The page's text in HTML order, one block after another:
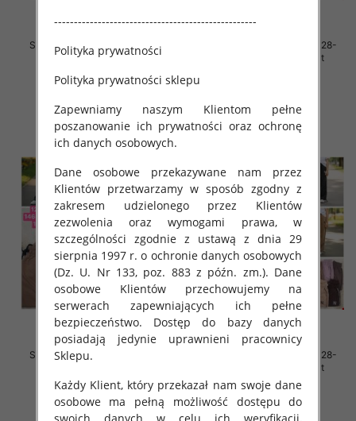
Spodnie dziewczęce Roz 128-
164, 1 kolor Paczka 7 szt
32.00 zł
Spodnie dziewczęce Roz 128-
164, 1 kolor Paczka 7 szt
Spodnie dziewczęce Roz 128-
32.00 zł
szczegóły
Spodnie dziewczęce Roz 128-
164, 1 kolor Paczka 7 szt
32.00 zł
szczegóły
---------------------------------------------------
Polityka prywatności
Polityka prywatności sklepu
Zapewniamy naszym Klientom pełne
poszanowanie ich prywatności oraz ochronę
ich danych osobowych.
Dane osobowe przekazywane nam przez
Klientów przetwarzamy w sposób zgodny z
zakresem udzielonego przez Klientów
zezwolenia oraz wymogami prawa, w
szczególności zgodnie z ustawą z dnia 29
sierpnia 1997 r. o ochronie danych osobowych
(Dz. U. Nr 133, poz. 883 z późn. zm.). Dane
osobowe Klientów przechowujemy na
serwerach zapewniających ich pełne
bezpieczeństwo. Dostęp do bazy danych
posiadają jedynie uprawnieni pracownicy
Sklepu.
Każdy Klient, który przekazał nam swoje dane
osobowe ma pełną możliwość dostępu do
swoich danych w celu ich weryfikacji,